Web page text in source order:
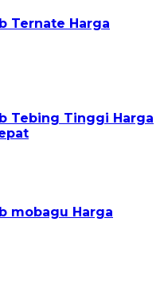
Ternate Harga
Tebing Tinggi Harga
mobagu Harga